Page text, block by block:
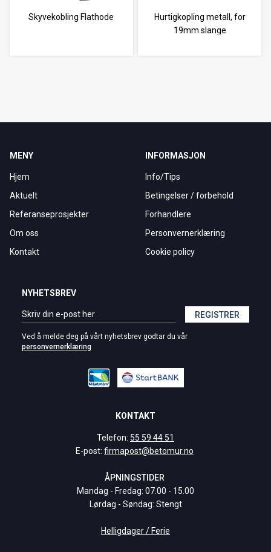
Skyvekobling Flathode
Hurtigkopling metall, for
19mm slange
MENY
Hjem
Aktuelt
Referanseprosjekter
Om oss
Kontakt
INFORMASJON
Info/Tips
Betingelser / forbehold
Forhandlere
Personvernerklæring
Cookie policy
NYHETSBREV
REGISTRER
Ved å melde deg på vårt nyhetsbrev godtar du vår
personvernerklæring
KONTAKT
Telefon: 55 59 44 51
E-post: firmapost@betomur.no
ÅPNINGSTIDER
Mandag - Fredag: 07.00 - 15.00
Lørdag - Søndag: Stengt
Helligdager / Ferie